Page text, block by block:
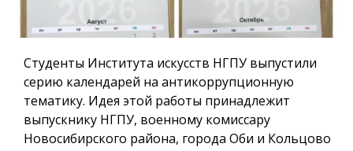
Студенты Института искусств НГПУ выпустили
серию календарей на антикоррупционную
тематику. Идея этой работы принадлежит
выпускнику НГПУ, военному комиссару
Новосибирского района, города Оби и Кольцово